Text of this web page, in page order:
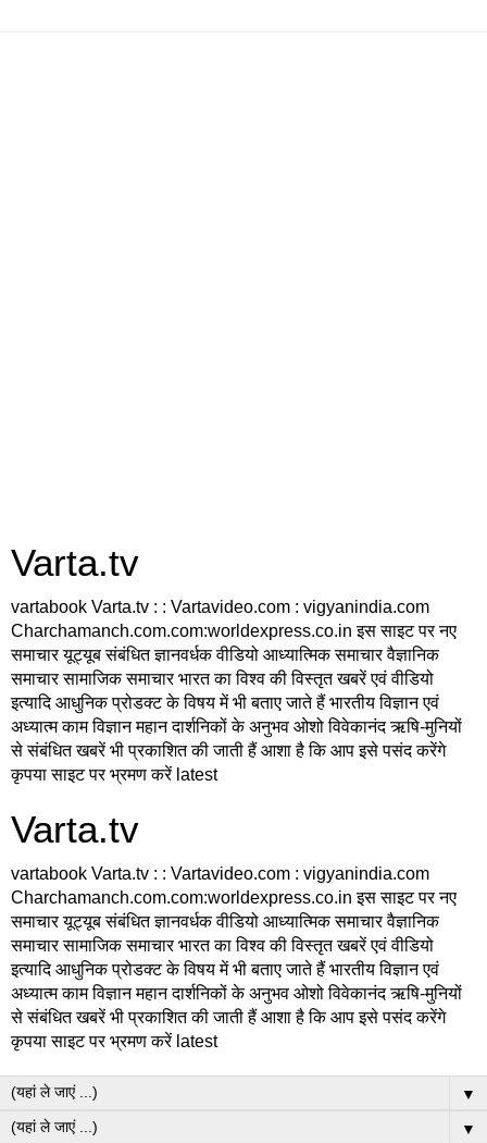
Varta.tv
vartabook Varta.tv : : Vartavideo.com : vigyanindia.com
Charchamanch.com.com:worldexpress.co.in इस साइट पर नए
समाचार यूट्यूब संबंधित ज्ञानवर्धक वीडियो आध्यात्मिक समाचार वैज्ञानिक
समाचार सामाजिक समाचार भारत का विश्व की विस्तृत खबरें एवं वीडियो
इत्यादि आधुनिक प्रोडक्ट के विषय में भी बताए जाते हैं भारतीय विज्ञान एवं
अध्यात्म काम विज्ञान महान दार्शनिकों के अनुभव ओशो विवेकानंद ऋषि-मुनियों
से संबंधित खबरें भी प्रकाशित की जाती हैं आशा है कि आप इसे पसंद करेंगे
कृपया साइट पर भ्रमण करें latest
Varta.tv
vartabook Varta.tv : : Vartavideo.com : vigyanindia.com
Charchamanch.com.com:worldexpress.co.in इस साइट पर नए
समाचार यूट्यूब संबंधित ज्ञानवर्धक वीडियो आध्यात्मिक समाचार वैज्ञानिक
समाचार सामाजिक समाचार भारत का विश्व की विस्तृत खबरें एवं वीडियो
इत्यादि आधुनिक प्रोडक्ट के विषय में भी बताए जाते हैं भारतीय विज्ञान एवं
अध्यात्म काम विज्ञान महान दार्शनिकों के अनुभव ओशो विवेकानंद ऋषि-मुनियों
से संबंधित खबरें भी प्रकाशित की जाती हैं आशा है कि आप इसे पसंद करेंगे
कृपया साइट पर भ्रमण करें latest
▼
▼